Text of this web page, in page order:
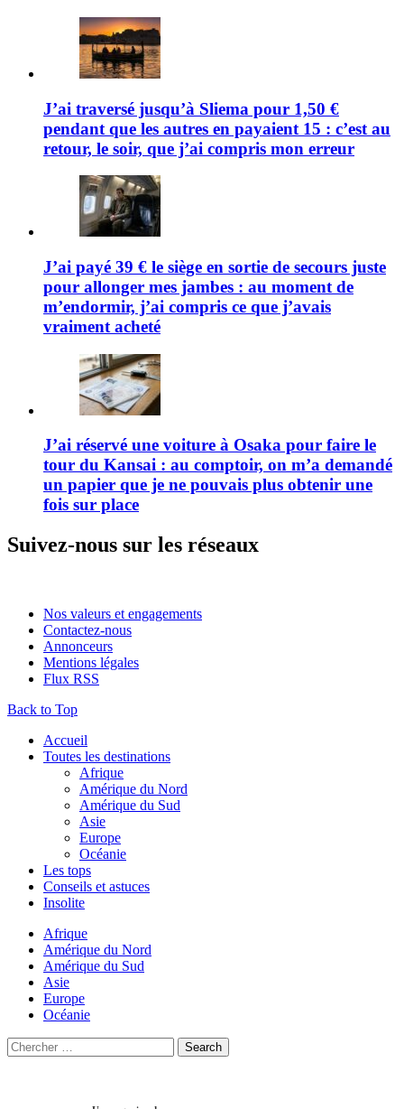
J’ai traversé jusqu’à Sliema pour 1,50 €
pendant que les autres en payaient 15 : c’est au
retour, le soir, que j’ai compris mon erreur
J’ai payé 39 € le siège en sortie de secours juste
pour allonger mes jambes : au moment de
m’endormir, j’ai compris ce que j’avais
vraiment acheté
J’ai réservé une voiture à Osaka pour faire le
tour du Kansai : au comptoir, on m’a demandé
un papier que je ne pouvais plus obtenir une
fois sur place
Suivez-nous sur les réseaux
Nos valeurs et engagements
Contactez-nous
Annonceurs
Mentions légales
Flux RSS
Back to Top
Accueil
Toutes les destinations
Afrique
Amérique du Nord
Amérique du Sud
Asie
Europe
Océanie
Les tops
Conseils et astuces
Insolite
Afrique
Amérique du Nord
Amérique du Sud
Asie
Europe
Océanie
Search
for:
Search